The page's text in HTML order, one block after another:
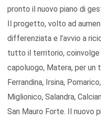
pronto il nuovo piano di
Il progetto, volto ad
differenziata e l’avvio a
tutto il territorio,
capoluogo, Matera, per un
Ferrandina, Irsina,
Miglionico, Salandra,
San Mauro Forte. Il nuovo